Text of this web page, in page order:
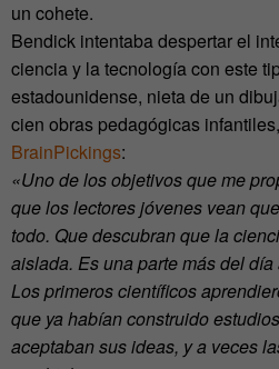
un cohete.
Bendick intentaba despertar el
ciencia y la tecnología con este
estadounidense, nieta de un
cien obras pedagógicas
BrainPickings:
«Uno de los objetivos que me
que los lectores jóvenes vean
todo. Que descubran que la
aislada. Es una parte más del día
Los primeros científicos
que ya habían construido
aceptaban sus ideas, y a veces